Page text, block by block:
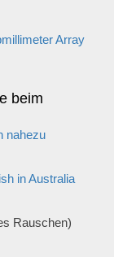
Array
beim
nahezu
in Australia
Rauschen)